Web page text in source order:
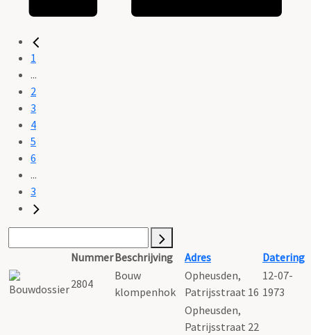
1
...
2
3
4
5
6
...
3
NummerBeschrijving Adres
Datering
2804
Bouw
klompenhok
Opheusden,
Patrijsstraat 16
12-07-
1973
Opheusden,
Patrijsstraat 22